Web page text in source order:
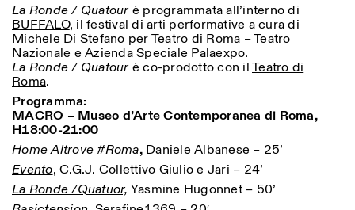
agli animali
La Ronde / Quatourè programmata all’interno di
BUFFALO, il festival di arti performative a cura di
Michele Di Stefano per Teatro di Roma – Teatro
Nazionale e Azienda Speciale Palaexpo.
La Ronde / Quatourè co-prodotto con ilTeatro di
Roma.
Programma:
MACRO – Museo d’Arte Contemporanea di Roma,
H18:00-21:00
Home Altrove #Roma, Daniele Albanese – 25’
Evento, C.G.J. Collettivo Giulio e Jari – 24’
La Ronde /Quatuor, Yasmine Hugonnet – 50’